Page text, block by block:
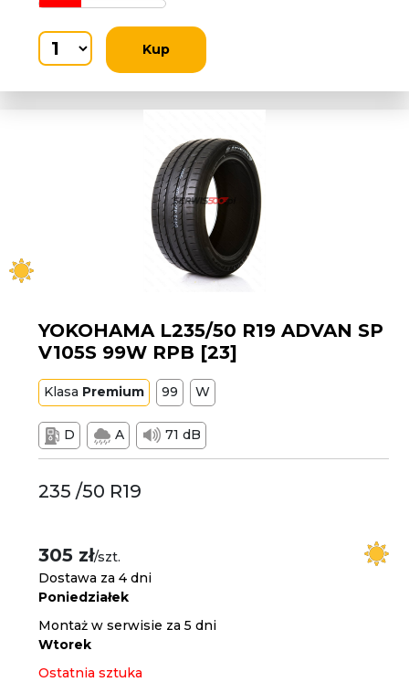
Kup
YOKOHAMA L235/50 R19 ADVAN SP
V105S 99W RPB [23]
Klasa Premium 99 W
D A 71 dB
235 /50 R19
305 zł/szt.
Dostawa za 4 dni
Poniedziałek
Montaż w serwisie za 5 dni
Wtorek
Ostatnia sztuka